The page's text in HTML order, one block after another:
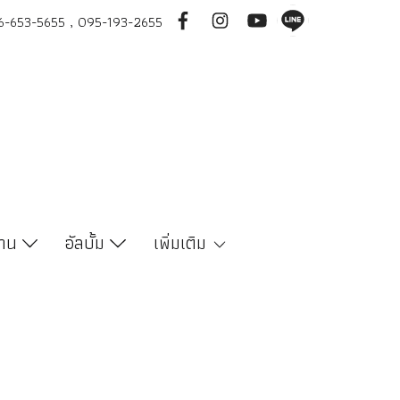
5655 , 095-193-2655
น อัลบั้ม เพิ่มเติม